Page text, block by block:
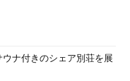
ナ付きのシェア別荘を展